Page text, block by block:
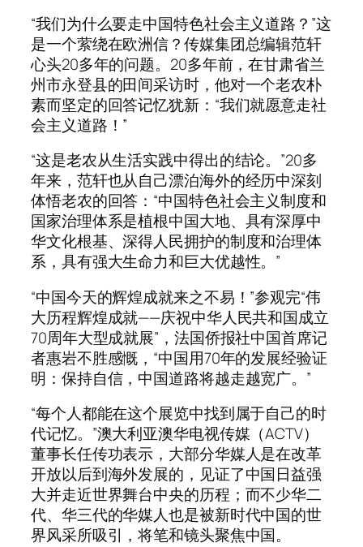
“我们为什么要走中国特色社会主义道路？”这
是一个萦绕在欧洲信？传媒集团总编辑范轩
心头20多年的问题。20多年前，在甘肃省兰
州市永登县的田间采访时，他对一个老农朴
素而坚定的回答记忆犹新：“我们就愿意走社
会主义道路！”
“这是老农从生活实践中得出的结论。”20多
年来，范轩也从自己漂泊海外的经历中深刻
体悟老农的回答：“中国特色社会主义制度和
国家治理体系是植根中国大地、具有深厚中
华文化根基、深得人民拥护的制度和治理体
系，具有强大生命力和巨大优越性。”
“中国今天的辉煌成就来之不易！”参观完“伟
大历程辉煌成就——庆祝中华人民共和国成立
70周年大型成就展”，法国侨报社中国首席记
者惠岩不胜感慨，“中国用70年的发展经验证
明：保持自信，中国道路将越走越宽广。”
“每个人都能在这个展览中找到属于自己的时
代记忆。”澳大利亚澳华电视传媒（ACTV）
董事长任传功表示，大部分华媒人是在改革
开放以后到海外发展的，见证了中国日益强
大并走近世界舞台中央的历程；而不少华二
代、华三代的华媒人也是被新时代中国的世
界风采所吸引，将笔和镜头聚焦中国。